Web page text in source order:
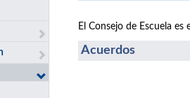
El Consejo de Escuela
Acuerdos